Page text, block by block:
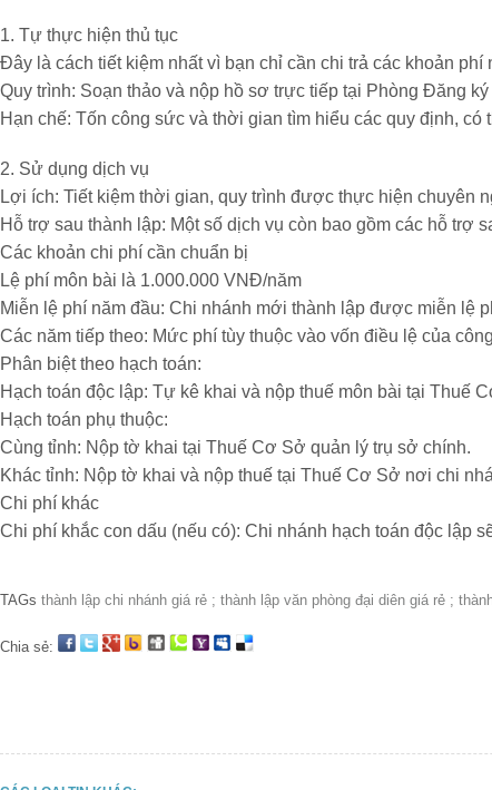
1. Tự thực hiện thủ tục
Đây là cách tiết kiệm nhất vì bạn chỉ cần chi trả các khoản
Quy trình: Soạn thảo và nộp hồ sơ trực tiếp tại Phòng Đăng
Hạn chế: Tốn công sức và thời gian tìm hiểu các quy định,
2. Sử dụng dịch vụ
Lợi ích: Tiết kiệm thời gian, quy trình được thực hiện chuyên
Hỗ trợ sau thành lập: Một số dịch vụ còn bao gồm các hỗ trợ
Các khoản chi phí cần chuẩn bị
Lệ phí môn bài là 1.000.000 VNĐ/năm
Miễn lệ phí năm đầu: Chi nhánh mới thành lập được miễn lệ
Các năm tiếp theo: Mức phí tùy thuộc vào vốn điều lệ của
Phân biệt theo hạch toán:
Hạch toán độc lập: Tự kê khai và nộp thuế môn bài tại Thuế
Hạch toán phụ thuộc:
Cùng tỉnh: Nộp tờ khai tại Thuế Cơ Sở quản lý trụ sở chính.
Khác tỉnh: Nộp tờ khai và nộp thuế tại Thuế Cơ Sở nơi chi
Chi phí khác
Chi phí khắc con dấu (nếu có): Chi nhánh hạch toán độc lập
TAGs thành lập chi nhánh giá rẻ ; thành lập văn phòng đại diên giá rẻ ;
Chia sẻ: